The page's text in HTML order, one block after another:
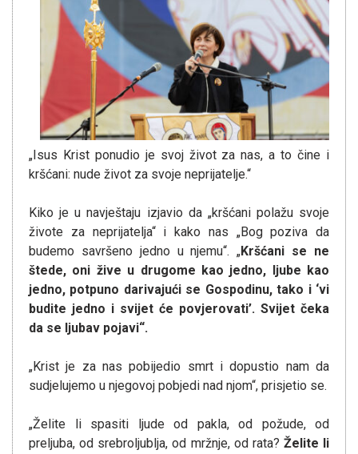
„Isus Krist ponudio je svoj život za nas, a to čine i
kršćani: nude život za svoje neprijatelje.“
Kiko je u navještaju izjavio da „kršćani polažu svoje
živote za neprijatelja“ i kako nas „Bog poziva da
budemo savršeno jedno u njemu“. „Kršćani se ne
štede, oni žive u drugome kao jedno, ljube kao
jedno, potpuno darivajući se Gospodinu, tako i ‘vi
budite jedno i svijet će povjerovati’. Svijet čeka
da se ljubav pojavi“.
„Krist je za nas pobijedio smrt i dopustio nam da
sudjelujemo u njegovoj pobjedi nad njom“, prisjetio se.
„Želite li spasiti ljude od pakla, od požude, od
preljuba, od srebroljublja, od mržnje, od rata? Želite li